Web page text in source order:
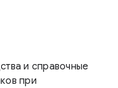
и справочные
при